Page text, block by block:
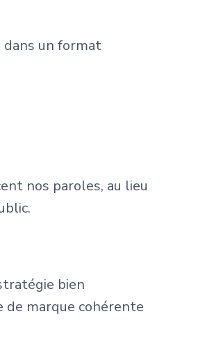
dans un format
nos paroles, au lieu
bien
marque cohérente